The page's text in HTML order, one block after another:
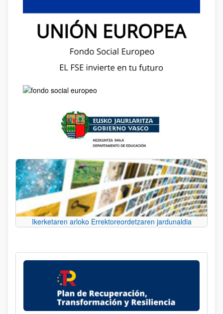
Ikerketaren arloko Errektoreordetzaren jardunaldia